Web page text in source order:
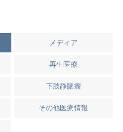
メディア
再生医療
下肢静脈瘤
その他医療情報